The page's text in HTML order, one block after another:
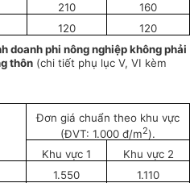
210
160
120
120
doanh phi nông nghiệp không phải
thôn (chi tiết phụ lục V, VI kèm
Đơn giá chuẩn theo khu vực
(ĐVT: 1.000 đ/m2).
Khu vực 1
Khu vực 2
1.550
1.110